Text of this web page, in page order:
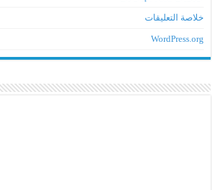
خلاصة التعليقات
WordPress.org